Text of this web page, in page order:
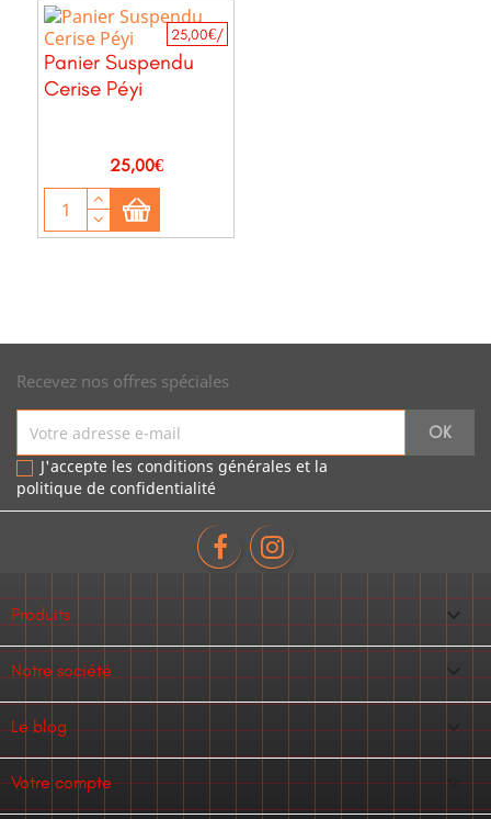
Panier Suspendu
Cerise Péyi
25,00€/
Prix
25,00€
Recevez nos offres spéciales
J'accepte les conditions générales et la
politique de confidentialité
Produits 
Notre société 
Le blog 
Votre compte 